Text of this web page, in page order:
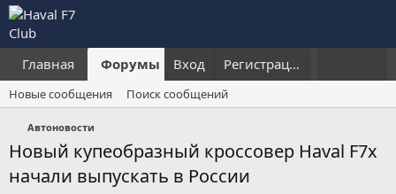
Главная Форумы Что нового?
Вход Регистрация
Новые сообщения Поиск сообщений
Автоновости
Новый купеобразный кроссовер Haval F7x
начали выпускать в России